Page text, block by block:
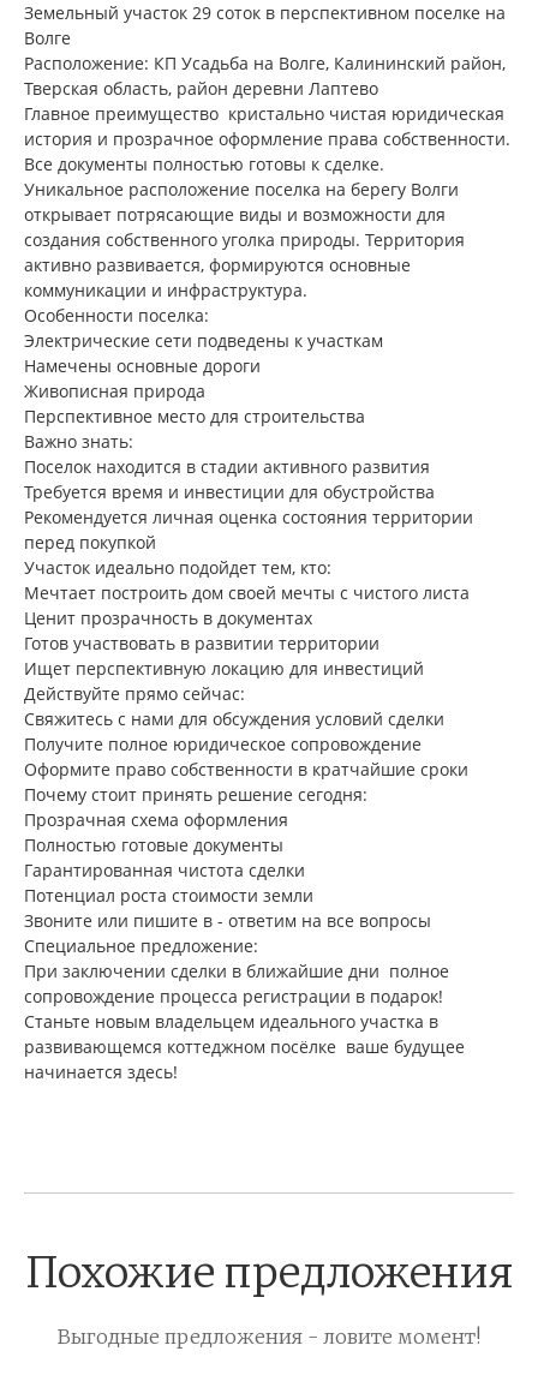
Земельный участок 29 соток в перспективном поселке на
Волге
Расположение: КП Усадьба на Волге, Калининский район,
Тверская область, район деревни Лаптево
Главное преимущество кристально чистая юридическая
история и прозрачное оформление права собственности.
Все документы полностью готовы к сделке.
Уникальное расположение поселка на берегу Волги
открывает потрясающие виды и возможности для
создания собственного уголка природы. Территория
активно развивается, формируются основные
коммуникации и инфраструктура.
Особенности поселка:
Электрические сети подведены к участкам
Намечены основные дороги
Живописная природа
Перспективное место для строительства
Важно знать:
Поселок находится в стадии активного развития
Требуется время и инвестиции для обустройства
Рекомендуется личная оценка состояния территории
перед покупкой
Участок идеально подойдет тем, кто:
Мечтает построить дом своей мечты с чистого листа
Ценит прозрачность в документах
Готов участвовать в развитии территории
Ищет перспективную локацию для инвестиций
Действуйте прямо сейчас:
Свяжитесь с нами для обсуждения условий сделки
Получите полное юридическое сопровождение
Оформите право собственности в кратчайшие сроки
Почему стоит принять решение сегодня:
Прозрачная схема оформления
Полностью готовые документы
Гарантированная чистота сделки
Потенциал роста стоимости земли
Звоните или пишите в - ответим на все вопросы
Специальное предложение:
При заключении сделки в ближайшие дни полное
сопровождение процесса регистрации в подарок!
Станьте новым владельцем идеального участка в
развивающемся коттеджном посёлке ваше будущее
начинается здесь!
Похожие предложения
Выгодные предложения - ловите момент!